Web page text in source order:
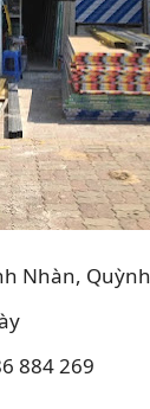
Nhàn,
884 269